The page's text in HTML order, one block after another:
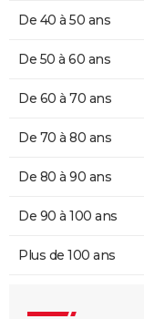
De 40 à 50 ans
De 50 à 60 ans
De 60 à 70 ans
De 70 à 80 ans
De 80 à 90 ans
De 90 à 100 ans
Plus de 100 ans